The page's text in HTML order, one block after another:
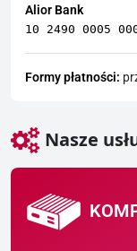
Alior Bank
10 2490 0005
Formy płatności:
Nasze